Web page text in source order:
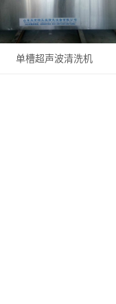
单槽超声波清洗机